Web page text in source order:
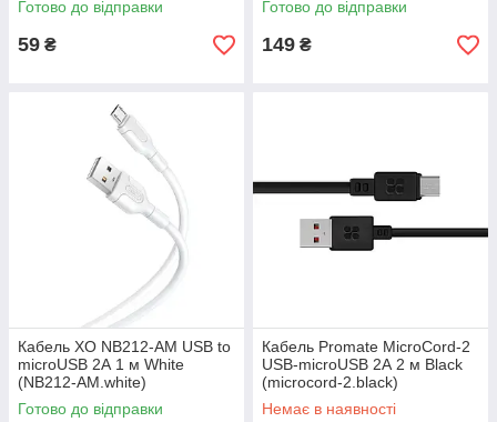
Готово до відправки
59 ₴
Готово до відправки
149 ₴
Кабель XO NB212-AM USB to
microUSB 2А 1 м White
(NB212-AM.white)
Готово до відправки
Кабель Promate MicroCord-2
USB-microUSB 2А 2 м Black
(microcord-2.black)
Немає в наявності